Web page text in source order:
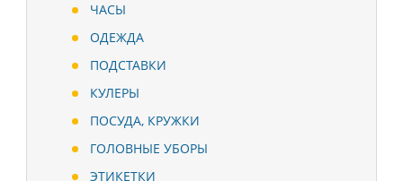
ЧАСЫ
ОДЕЖДА
ПОДСТАВКИ
КУЛЕРЫ
ПОСУДА, КРУЖКИ
ГОЛОВНЫЕ УБОРЫ
ЭТИКЕТКИ